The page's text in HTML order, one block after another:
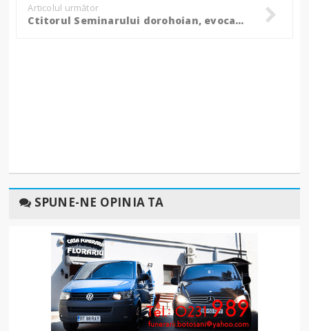
Articolul următor
Ctitorul Seminarului dorohoian, evocat ȋn rugǎciuni! - FOTO
SPUNE-NE OPINIA TA